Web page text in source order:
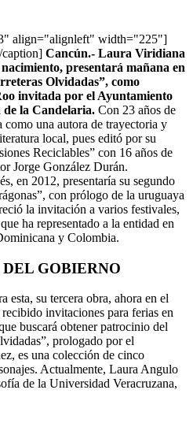
align="alignleft" width="225"]
Cancún.- Laura Viridiana
presentará mañana en
Olvidadas”, como
invitada por el Ayuntamiento
la Candelaria. Con 23 años de
como una autora de trayectoria y
local, pues editó por su
Reciclables” con 16 años de
Jorge González Durán.
en 2012, presentaría su segundo
con prólogo de la uruguaya
la invitación a varios festivales,
ha representado a la entidad en
y Colombia.
GOBIERNO
esta, su tercera obra, ahora en el
invitaciones para ferias en
buscará obtener patrocinio del
prologado por el
es una colección de cinco
Actualmente, Laura Angulo
de la Universidad Veracruzana,